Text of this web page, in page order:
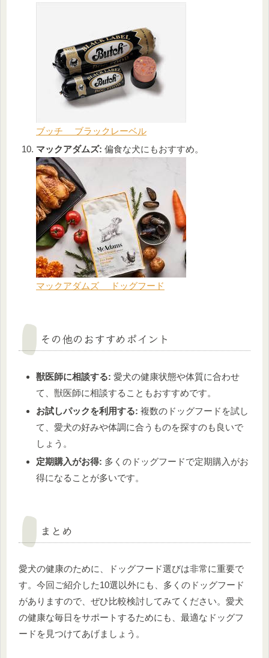
ブッチ ブラックレーベル
マックアダムズ: 偏食な犬にもおすすめ。
マックアダムズ ドッグフード
その他のおすすめポイント
獣医師に相談する: 愛犬の健康状態や体質に合わせ
て、獣医師に相談することもおすすめです。
お試しパックを利用する: 複数のドッグフードを試し
て、愛犬の好みや体調に合うものを探すのも良いで
しょう。
定期購入がお得: 多くのドッグフードで定期購入がお
得になることが多いです。
まとめ
愛犬の健康のために、ドッグフード選びは非常に重要で
す。今回ご紹介した10選以外にも、多くのドッグフード
がありますので、ぜひ比較検討してみてください。愛犬
の健康な毎日をサポートするためにも、最適なドッグフ
ードを見つけてあげましょう。